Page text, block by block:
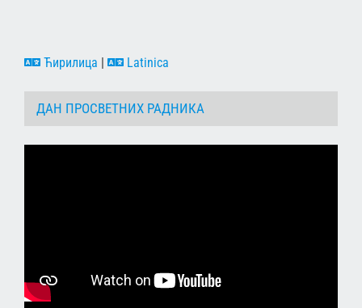
Ћирилица Latinica
ДАН ПРОСВЕТНИХ РАДНИКА